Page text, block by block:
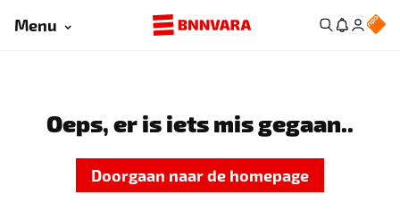
Menu
Oeps, er is iets mis gegaan..
Doorgaan naar de homepage